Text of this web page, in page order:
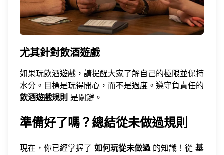
尤其針對飲酒遊戲
如果玩飲酒遊戲，請提醒大家了解自己的極限並保持
水分。目標是玩得開心，而不是過度。遵守負責任的
飲酒遊戲規則 是關鍵。
準備好了嗎？總結從未做過規則
現在，你已經掌握了 如何玩從未做過 的知識！從 基